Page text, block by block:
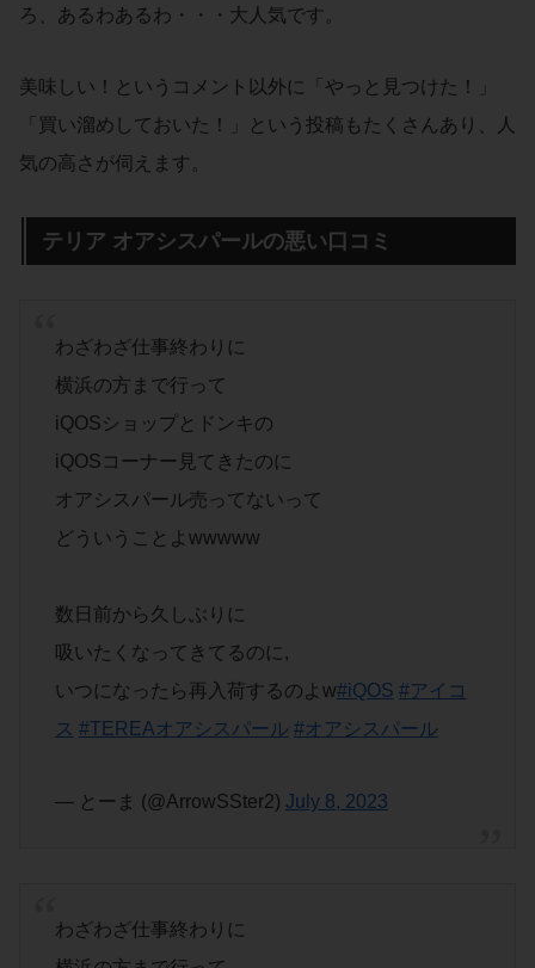
ろ、あるわあるわ・・・大人気です。
美味しい！というコメント以外に「やっと見つけた！」
「買い溜めしておいた！」という投稿もたくさんあり、人
気の高さが伺えます。
テリア オアシスパールの悪い口コミ
わざわざ仕事終わりに
横浜の方まで行って
iQOSショップとドンキの
iQOSコーナー見てきたのに
オアシスパール売ってないって
どういうことよwwwww
数日前から久しぶりに
吸いたくなってきてるのに,
いつになったら再入荷するのよw#iQOS #アイコ
ス #TEREAオアシスパール #オアシスパール
— とーま (@ArrowSSter2) July 8, 2023
わざわざ仕事終わりに